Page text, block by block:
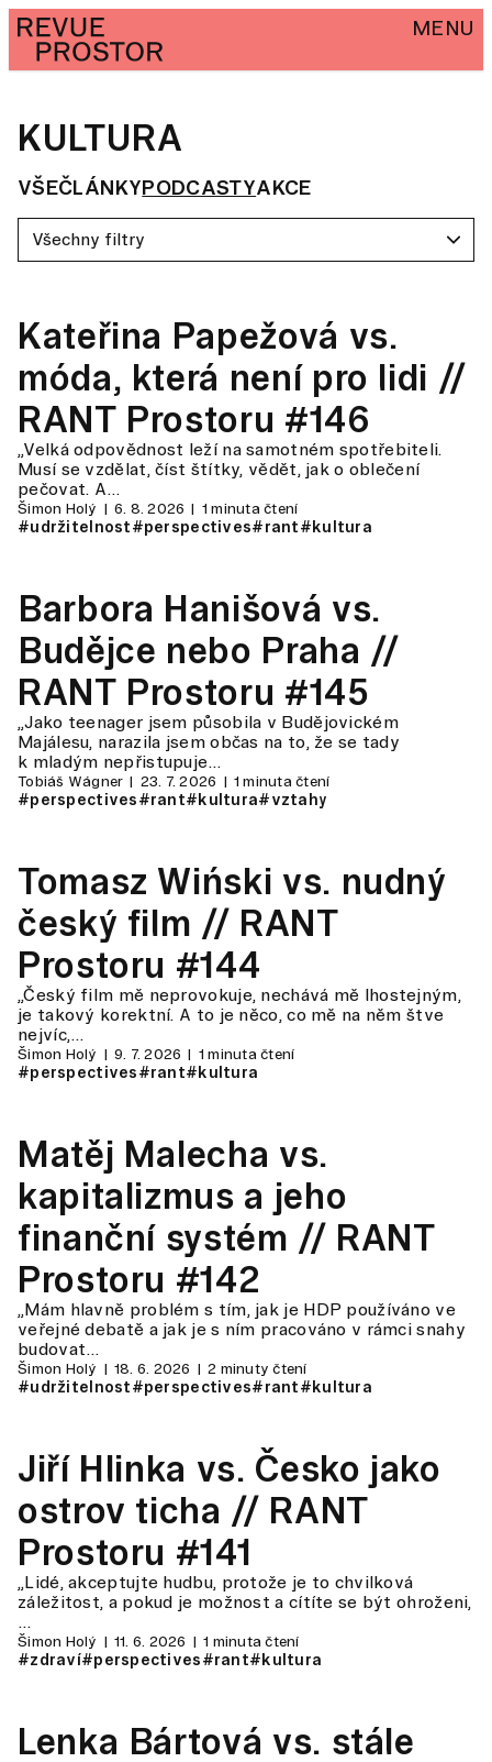
MENU
KULTURA
VŠEČLÁNKYPODCASTYAKCE
Všechny filtry
Kateřina Papežová vs.
móda, která není pro lidi //
RANT Prostoru #146
„Velká odpovědnost leží na samotném spotřebiteli.
Musí se vzdělat, číst štítky, vědět, jak o oblečení
pečovat. A…
Šimon Holý 6. 8. 2026 1 minuta čtení
#udržitelnost#perspectives#rant#kultura
Barbora Hanišová vs.
Budějce nebo Praha //
RANT Prostoru #145
„Jako teenager jsem působila v Budějovickém
Majálesu, narazila jsem občas na to, že se tady
k mladým nepřistupuje…
Tobiáš Wágner 23. 7. 2026 1 minuta čtení
#perspectives#rant#kultura#vztahy
Tomasz Wiński vs. nudný
český film // RANT
Prostoru #144
„Český film mě neprovokuje, nechává mě lhostejným,
je takový korektní. A to je něco, co mě na něm štve
nejvíc,…
Šimon Holý 9. 7. 2026 1 minuta čtení
#perspectives#rant#kultura
Matěj Malecha vs.
kapitalizmus a jeho
finanční systém // RANT
Prostoru #142
„Mám hlavně problém s tím, jak je HDP používáno ve
veřejné debatě a jak je s ním pracováno v rámci snahy
budovat…
Šimon Holý 18. 6. 2026 2 minuty čtení
#udržitelnost#perspectives#rant#kultura
Jiří Hlinka vs. Česko jako
ostrov ticha // RANT
Prostoru #141
„Lidé, akceptujte hudbu, protože je to chvilková
záležitost, a pokud je možnost a cítíte se být ohroženi,
…
Šimon Holý 11. 6. 2026 1 minuta čtení
#zdraví#perspectives#rant#kultura
Lenka Bártová vs. stále